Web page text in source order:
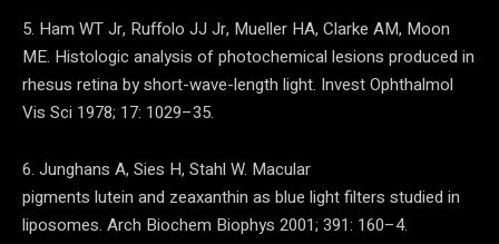
5. Ham WT Jr, Ruffolo JJ Jr, Mueller HA, Clarke AM, Moon
ME. Histologic analysis of photochemical lesions produced in
rhesus retina by short-wave-length light. Invest Ophthalmol
Vis Sci 1978; 17: 1029–35.
6. Junghans A, Sies H, Stahl W. Macular
pigments lutein and zeaxanthin as blue light filters studied in
liposomes. Arch Biochem Biophys 2001; 391: 160–4.